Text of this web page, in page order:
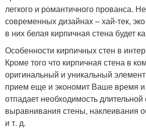
легкого и романтичного прованса.
современных дизайнах – хай-тек,
в них белая кирпичная стена будет
Особенности кирпичных стен в
Кроме того что кирпичная стена в
оригинальный и уникальный
прием еще и экономит Ваше время и
отпадает необходимость длительной
выравнивания стены, наклеивания
и т. д.